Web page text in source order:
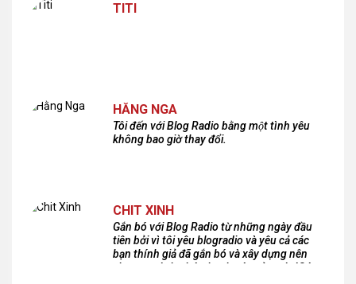
TITI
HẰNG NGA
Tôi đến với Blog Radio bằng một tình yêu
không bao giờ thay đổi.
CHIT XINH
Gắn bó với Blog Radio từ những ngày đầu
tiên bởi vì tôi yêu blogradio và yêu cả các
bạn thính giả đã gắn bó và xây dựng nên
chương trình phát thanh xúc cảm này!Cám